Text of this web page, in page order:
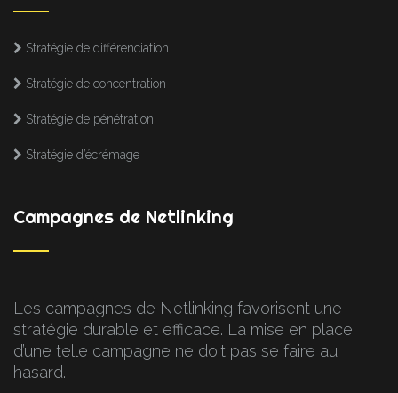
Stratégie de différenciation
Stratégie de concentration
Stratégie de pénétration
Stratégie d’écrémage
Campagnes de Netlinking
Les campagnes de Netlinking favorisent une
stratégie durable et efficace. La mise en place
d’une telle campagne ne doit pas se faire au
hasard.